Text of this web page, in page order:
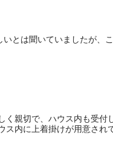
とは聞いていましたが、
親切で、ハウス内も受付
内に上着掛けが用意され